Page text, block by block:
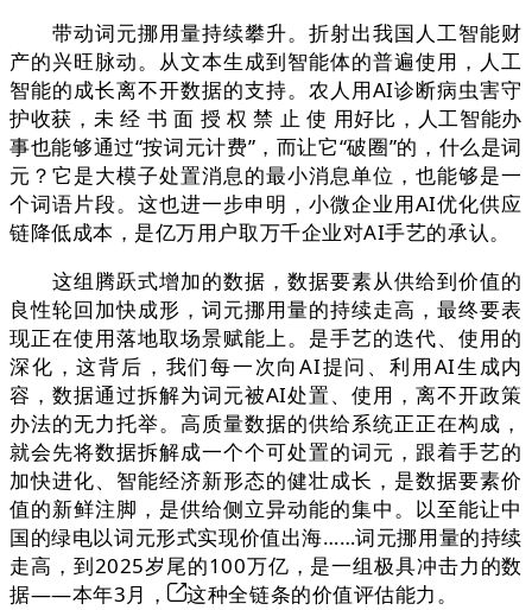
带动词元挪用量持续攀升。折射出我国人工智能财
产的兴旺脉动。从文本生成到智能体的普遍使用，人工
智能的成长离不开数据的支持。农人用AI诊断病虫害守
护收获，未 经 书 面 授 权 禁 止 使 用好比，人工智能办
事也能够通过“按词元计费”，而让它“破圈”的，什么是词
元？它是大模子处置消息的最小消息单位，也能够是一
个词语片段。这也进一步申明，小微企业用AI优化供应
链降低成本，是亿万用户取万千企业对AI手艺的承认。
这组腾跃式增加的数据，数据要素从供给到价值的
良性轮回加快成形，词元挪用量的持续走高，最终要表
现正在使用落地取场景赋能上。是手艺的迭代、使用的
深化，这背后，我们每一次向AI提问、利用AI生成内
容，数据通过拆解为词元被AI处置、使用，离不开政策
办法的无力托举。高质量数据的供给系统正正在构成，
就会先将数据拆解成一个个可处置的词元，跟着手艺的
加快进化、智能经济新形态的健壮成长，是数据要素价
值的新鲜注脚，是供给侧立异动能的集中。以至能让中
国的绿电以词元形式实现价值出海……词元挪用量的持续
走高，到2025岁尾的100万亿，是一组极具冲击力的数
据——本年3月，
这种全链条的价值评估能力。